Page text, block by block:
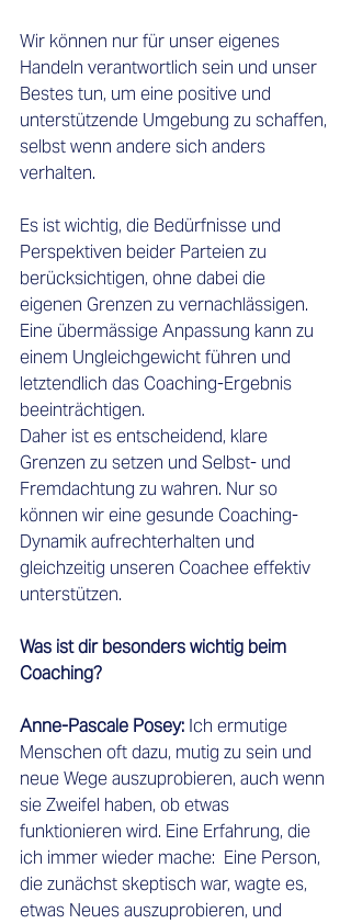
Wir können nur für unser eigenes
Handeln verantwortlich sein und unser
Bestes tun, um eine positive und
unterstützende Umgebung zu schaffen,
selbst wenn andere sich anders
verhalten.
Es ist wichtig, die Bedürfnisse und
Perspektiven beider Parteien zu
berücksichtigen, ohne dabei die
eigenen Grenzen zu vernachlässigen.
Eine übermässige Anpassung kann zu
einem Ungleichgewicht führen und
letztendlich das Coaching-Ergebnis
beeinträchtigen.
Daher ist es entscheidend, klare
Grenzen zu setzen und Selbst- und
Fremdachtung zu wahren. Nur so
können wir eine gesunde Coaching-
Dynamik aufrechterhalten und
gleichzeitig unseren Coachee effektiv
unterstützen.
Was ist dir besonders wichtig beim
Coaching?
Anne-Pascale Posey: Ich ermutige
Menschen oft dazu, mutig zu sein und
neue Wege auszuprobieren, auch wenn
sie Zweifel haben, ob etwas
funktionieren wird. Eine Erfahrung, die
ich immer wieder mache:  Eine Person,
die zunächst skeptisch war, wagte es,
etwas Neues auszuprobieren, und